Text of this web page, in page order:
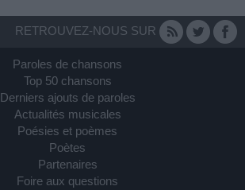
RETROUVEZ-NOUS SUR
Paroles de chansons
Top 50 chansons
Derniers ajouts de paroles
Actualités musicales
Poésies et poèmes
Poètes
Partenaires
Foire aux questions